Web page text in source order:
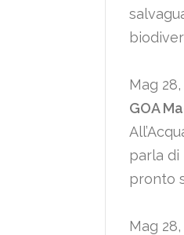
Mag 28,
GOA
parla di
pronto
Mag 28,